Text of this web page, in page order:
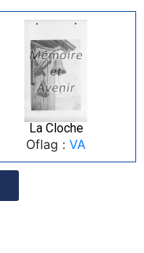
La Cloche
Oflag : VA